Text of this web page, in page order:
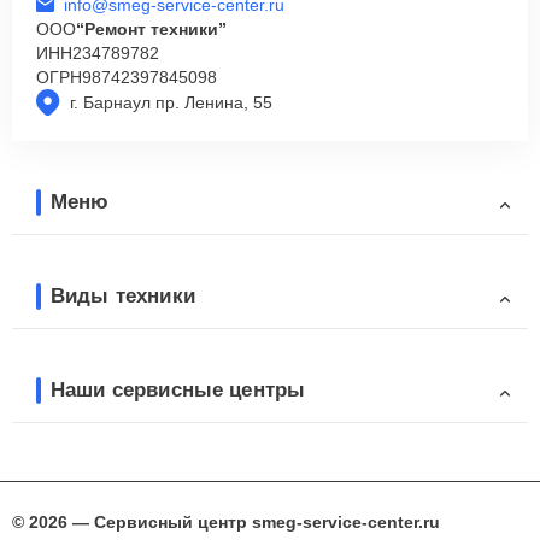
г. Барнаул пр. Ленина, 55
info@smeg-service-center.ru
ООО“Ремонт техники”
ИНН234789782
ОГРН98742397845098
Меню
Виды техники
Наши сервисные центры
© 2026 — Сервисный центр smeg-service-center.ru